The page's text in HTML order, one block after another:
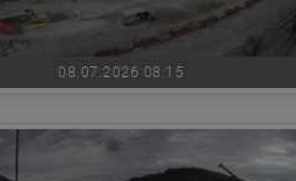
08.07.2026 08:15